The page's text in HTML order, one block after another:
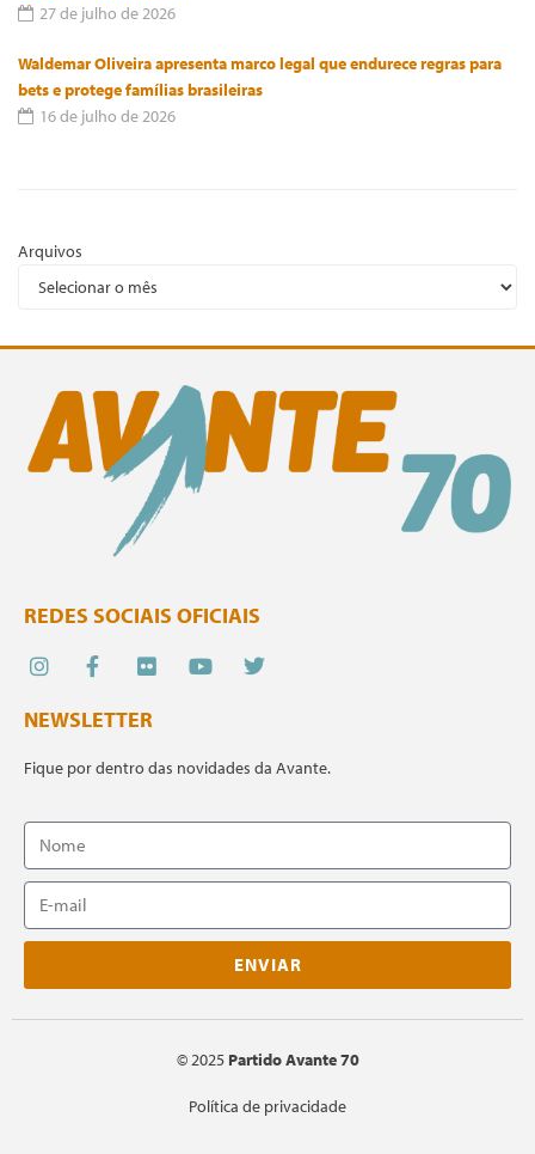
27 de julho de 2026
Waldemar Oliveira apresenta marco legal que endurece regras para
bets e protege famílias brasileiras
16 de julho de 2026
Arquivos
REDES SOCIAIS OFICIAIS
NEWSLETTER
Fique por dentro das novidades da Avante.
ENVIAR
© 2025Partido Avante 70
Política de privacidade